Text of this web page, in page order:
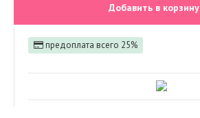
Добавить в корзину
предоплата всего 25%